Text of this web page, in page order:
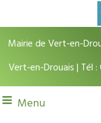
Mairie de Vert-en-
Vert-en-Drouais | Tél :
Menu